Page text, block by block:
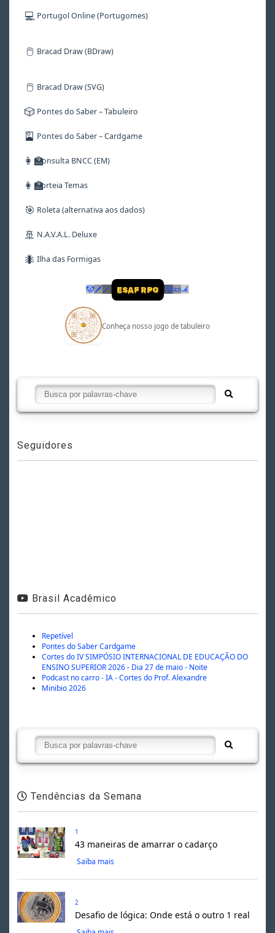
💻 Portugol Online (Portugomes)
🖱️ Bracad Draw (BDraw)
🖱️ Bracad Draw (SVG)
🎲 Pontes do Saber – Tabuleiro
🎴 Pontes do Saber – Cardgame
👩‍🏫Consulta BNCC (EM)
👩‍🏫Sorteia Temas
🎯 Roleta (alternativa aos dados)
🚢 N.A.V.A.L. Deluxe
🐜 Ilha das Formigas
🤡 🗡🪄 ESAF RPG 👹📜🦼
Conheça nosso jogo de tabuleiro
Seguidores
Brasil Acadêmico
Repetível
Pontes do Saber Cardgame
Cortes do IV SIMPÓSIO INTERNACIONAL DE EDUCAÇÃO DO
ENSINO SUPERIOR 2026 - Dia 27 de maio - Noite
Podcast no carro - IA - Cortes do Prof. Alexandre
Minibio 2026
Tendências da Semana
1
43 maneiras de amarrar o cadarço
Saiba mais
2
Desafio de lógica: Onde está o outro 1 real